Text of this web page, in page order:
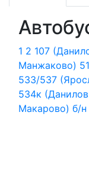
1 2 107
Манжаково)
533/537
534к
Макарово) б/н